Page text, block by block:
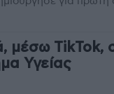
μέσω TikTok,
Υγείας